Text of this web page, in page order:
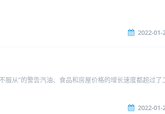
2022-01-
从”的警告汽油、食品和房屋价格的增长速度都超过
2022-01-